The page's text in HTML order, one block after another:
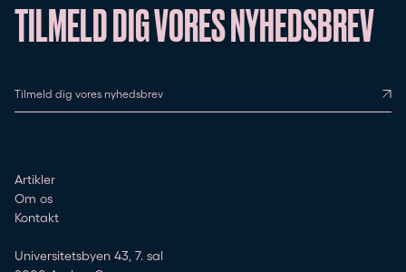
TILMELD DIG VORES NYHEDSBREV
Tilmeld dig vores nyhedsbrev
Artikler
Om os
Kontakt
Universitetsbyen 43, 7. sal